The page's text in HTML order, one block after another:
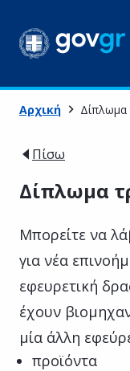
Αρχική Δίπλωμα
Πίσω
Δίπλωμα
Μπορείτε να
για νέα
εφευρετική
έχουν
μία άλλη
προϊόντα